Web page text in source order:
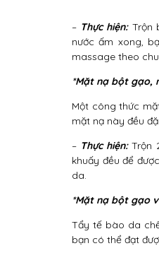
– Thực hiện: Trộn
nước ấm xong,
massage theo
*Mặt nạ bột gạo,
Một công thức
mặt nạ này đều
– Thực hiện:Trộn
khuấy đều để
da.
*Mặt nạ bột gạo
Tẩy tế bào da
bạn có thể đạt